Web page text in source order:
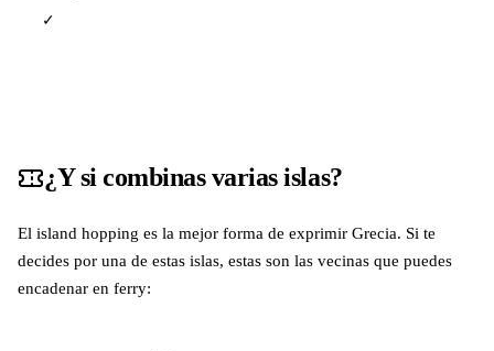
✓
¿Y si combinas varias islas?
El island hopping es la mejor forma de exprimir Grecia. Si te
decides por una de estas islas, estas son las vecinas que puedes
encadenar en ferry: